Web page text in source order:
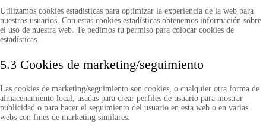
Utilizamos cookies estadísticas para optimizar la experiencia de la web para
nuestros usuarios. Con estas cookies estadísticas obtenemos información sobre
el uso de nuestra web. Te pedimos tu permiso para colocar cookies de
estadísticas.
5.3 Cookies de marketing/seguimiento
Las cookies de marketing/seguimiento son cookies, o cualquier otra forma de
almacenamiento local, usadas para crear perfiles de usuario para mostrar
publicidad o para hacer el seguimiento del usuario en esta web o en varias
webs con fines de marketing similares.